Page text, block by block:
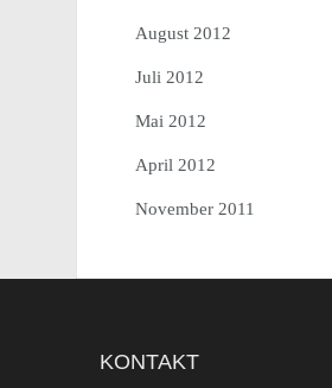
August 2012
Juli 2012
Mai 2012
April 2012
November 2011
KONTAKT